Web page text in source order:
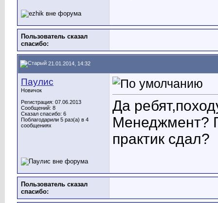
Пользователь сказал
cпасибо:
21.01.2014, 14:32
Паулис
Новичок
Регистрация: 07.06.2013
Сообщений: 8
Сказал спасибо: 6
Поблагодарили 5 раз(а) в 4
сообщениях
Да
Менеджмент?
практик сдал?
Пользователь сказал
cпасибо: